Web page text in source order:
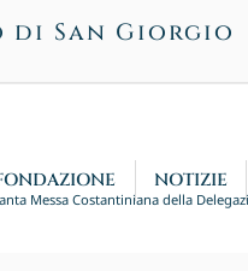
San Giorgio
NOTIZIE
Messa Costantiniana della